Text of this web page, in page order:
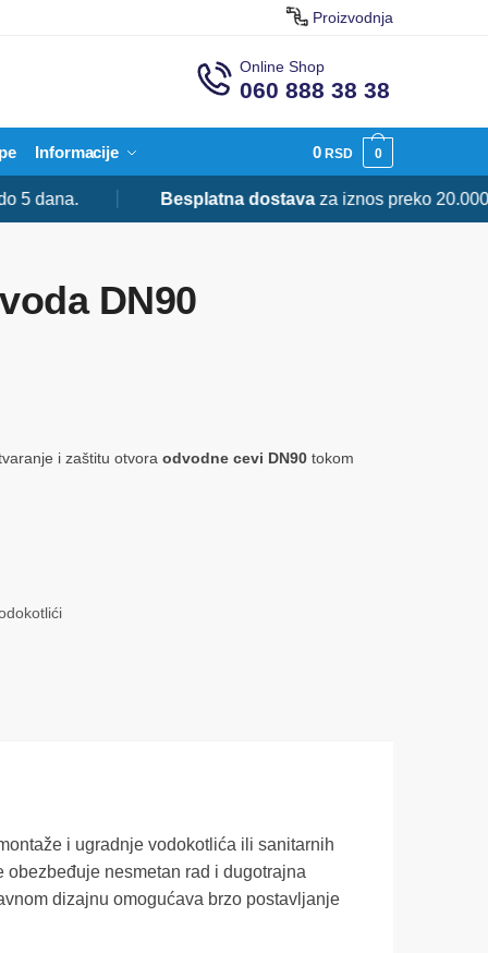
Proizvodnja
Online Shop
060 888 38 38
Informacije 0RSD 0
Besplatna dostavaza iznos preko 20.000 RSD.
DN90
i zaštitu otvoraodvodne cevi DN90 tokom
i ugradnje vodokotlića ili sanitarnih
nesmetan rad i dugotrajna
dizajnu omogućava brzo postavljanje